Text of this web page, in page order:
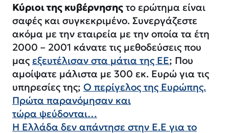
Κύριοι της κυβέρνησης το ερώτημα είναι
σαφές και συγκεκριμένο. Συνεργάζεστε
ακόμα με την εταιρεία με την οποία τα έτη
2000 – 2001 κάνατε τις μεθοδεύσεις που
μας εξευτέλισαν στα μάτια της ΕΕ; Που
αμοίψατε μάλιστα με 300 εκ. Ευρώ για τις
υπηρεσίες της; Ο περίγελος της Ευρώπης.
Πρώτα παρανόμησαν και
τώρα ψεύδονται…
Η Ελλάδα δεν απάντησε στην Ε.Ε για τo